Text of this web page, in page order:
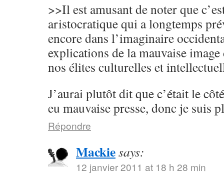
>>Il est amusant de noter que
aristocratique qui a longtemps
encore dans l’imaginaire
explications de la mauvaise image
nos élites culturelles et
J’aurai plutôt dit que c’était le
eu mauvaise presse, donc je suis
Répondre
Mackiesays:
12 janvier 2011 at 18 h 28 min